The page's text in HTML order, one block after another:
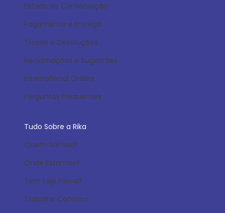
Estado de Conservação
Pagamento e Entrega
Trocas e Devoluções
Reclamações e Sugestões
International Orders
Perguntas Frequentes
Tudo Sobre a Rika
Quem Somos?
Onde Estamos?
Tem Loja Física?
Trabalhe Conosco